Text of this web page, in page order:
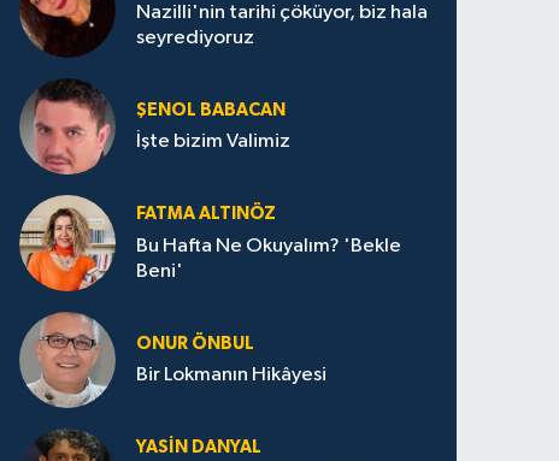
Nazilli'nin tarihi çöküyor, biz hala
seyrediyoruz
ŞENOL BABACAN
İşte bizim Valimiz
FATMA ALTINÖZ
Bu Hafta Ne Okuyalım? 'Bekle
Beni'
ONUR ÖNBUL
Bir Lokmanın Hikâyesi
YASIN DANYAL